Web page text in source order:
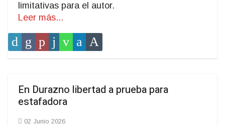
limitativas para el autor.
Leer más...
En Durazno libertad a prueba para
estafadora
02 Junio 2026